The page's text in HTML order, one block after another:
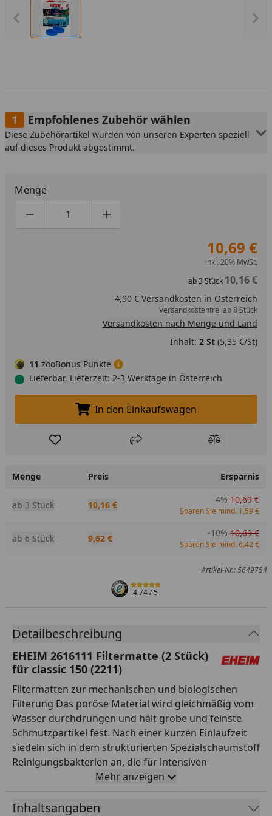
Vorheriges Bild anzeigen
Empfohlenes Zubehör wählen
Diese Zubehörartikel wurden von unseren Experten speziell
auf dieses Produkt abgestimmt.
Menge
Produktmenge um eins verringern
Produktmenge manuell eingeben
Produktmenge um eins erhöhen
10,69 €
inkl. 20% MwSt.
ab3 Stück 10,16 €
4,90 € Versandkosten in Österreich
Versandkostenfrei ab 8 Stück
Versandkosten nach Menge und Land
Inhalt: 2 St(5,35 €/St)
11 zooBonus Punkte
Lieferbar, Lieferzeit: 2-3 Werktage in Österreich
In den Einkaufswagen legen
In den Einkaufswagen
Produkt zur Wunschliste hinzufügen
Teilen Produkt
Menge Preis Ersparnis
ab 3 Stück 10,16 € -4% 10,69 €
Sparen Sie mind. 1,59 €
ab 6 Stück 9,62 € -10% 10,69 €
Sparen Sie mind. 6,42 €
Artikel-Nr.: 5649754
4,74/ 5
Detailbeschreibung
EHEIM 2616111 Filtermatte (2 Stück)
für classic 150 (2211)
Filtermatten zur mechanischen und biologischen
Filterung Das poröse Material wird gleichmäßig vom
Wasser durchdrungen und hält grobe und feinste
Schmutzpartikel fest. Nach einer kurzen Einlaufzeit
siedeln sich in dem strukturierten Spezialschaumstoff
Reinigungsbakterien an, die für intensiven
biologischen Schadstoffabbau sorgen. Die Matten
sind mehrfach verwendbar. Zum Reinigen sollte man
sie nur ausspülen und ausdrücken, damit die
Mehr anzeigen
Inhaltsangaben